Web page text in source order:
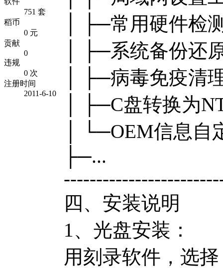
751 套
稻币
0 元
贡献
0
违规
0 次
注册时间
2011-6-10
│ ├─常用硬件检
│ ├─系统备份还
│ ├─病毒免疫清
│ ├─C盘转换为
│ └─OEM信息自
├─...
四、安装说明
1、光盘安装：
用刻录软件，选